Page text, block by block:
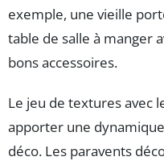
exemple, une vieille
table de salle à manger
bons accessoires.
Le jeu de textures avec
apporter une
déco. Les paravents